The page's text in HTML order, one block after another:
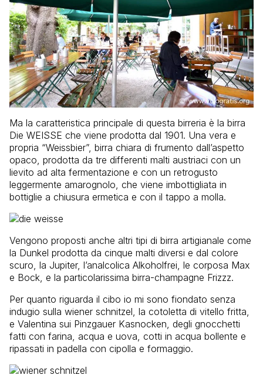
Ma la caratteristica principale di questa birreria è la birra
Die WEISSE che viene prodotta dal 1901. Una vera e
propria “Weissbier”, birra chiara di frumento dall’aspetto
opaco, prodotta da tre differenti malti austriaci con un
lievito ad alta fermentazione e con un retrogusto
leggermente amarognolo, che viene imbottigliata in
bottiglie a chiusura ermetica e con il tappo a molla.
Vengono proposti anche altri tipi di birra artigianale come
la Dunkel prodotta da cinque malti diversi e dal colore
scuro, la Jupiter, l’analcolica Alkoholfrei, le corposa Max
e Bock, e la particolarissima birra-champagne Frizzz.
Per quanto riguarda il cibo io mi sono fiondato senza
indugio sulla wiener schnitzel, la cotoletta di vitello fritta,
e Valentina sui Pinzgauer Kasnocken, degli gnocchetti
fatti con farina, acqua e uova, cotti in acqua bollente e
ripassati in padella con cipolla e formaggio.